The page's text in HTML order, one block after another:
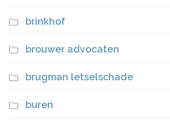
brinkhof
brouwer advocaten
brugman letselschade
buren